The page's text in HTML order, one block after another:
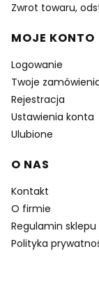
Zwrot towaru,
MOJE KONTO
Logowanie
Twoje
Rejestracja
Ustawienia konta
Ulubione
O NAS
Kontakt
O firmie
Regulamin sklepu
Polityka